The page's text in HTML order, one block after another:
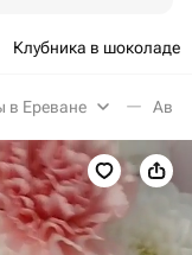
Клубника в шоколаде
в Ереване